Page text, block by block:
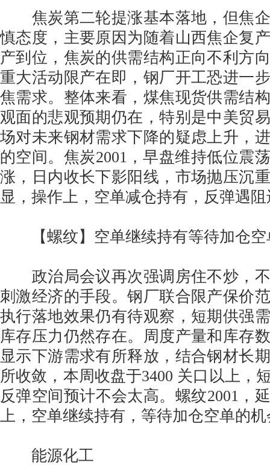
焦炭第二轮提涨基本落地，但焦企
慎态度，主要原因为随着山西焦企复
产到位，焦炭的供需结构正向不利方
重大活动限产在即，钢厂开工恐进一
焦需求。整体来看，煤焦现货供需结
观面的悲观预期仍在，特别是中美贸
场对未来钢材需求下降的疑虑上升，
的空间。焦炭2001，早盘维持低位震
涨，日内收长下影阳线，市场抛压沉
显，操作上，空单减仓持有，反弹遇
【螺纹】空单继续持有等待加仓空
政治局会议再次强调房住不炒，不
刺激经济的手段。钢厂联合限产保价
执行落地效果仍有待观察，短期供强
库存压力仍然存在。周度产量和库存
显示下游需求有所释放，结合钢材长
所收敛，本周收盘于3400 关口以上，
反弹空间预计不会太高。螺纹2001，
上，空单继续持有，等待加仓空单的
能源化工